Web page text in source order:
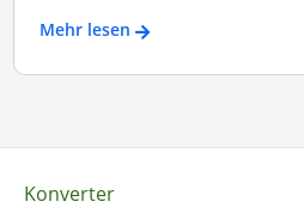
Mehr lesen
Konverter